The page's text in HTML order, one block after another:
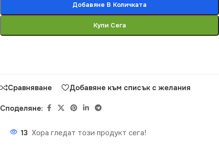
Добавяне В Количката
Купи Сега
Сравняване Добавяне към списък с желания
Споделяне:
13 Хора гледат този продукт сега!